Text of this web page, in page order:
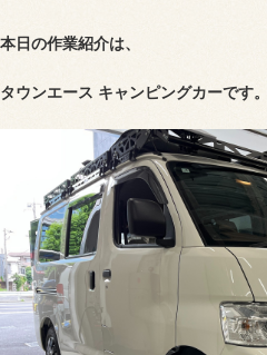
本日の作業紹介は、
タウンエース キャンピングカーです。